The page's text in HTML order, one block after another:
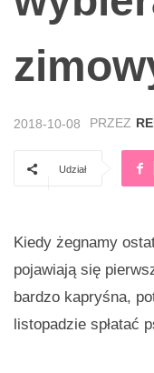
2018-10-08 PRZEZ
Udział
Kiedy żegnamy
pojawiają się
bardzo kapryśna,
listopadzie spłatać